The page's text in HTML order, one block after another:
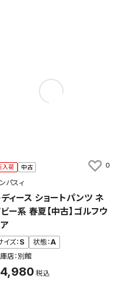
入荷 中古
パスィ
ディース ショートパンツ ネ
ー系 春夏【中古】ゴルフウ
イズ： S 状態：A
店：別館
4,980
0
索条件を保存